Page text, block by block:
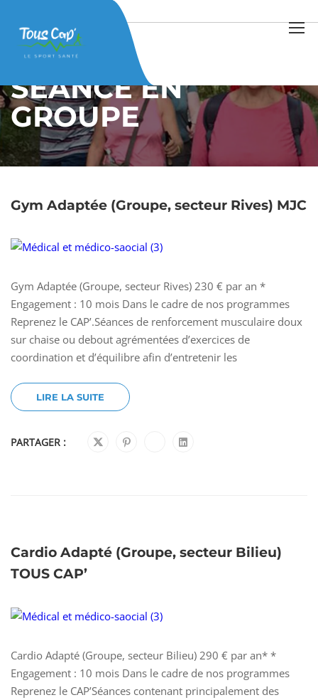
Home Séance en groupe
SÉANCE EN
GROUPE
Gym Adaptée (Groupe, secteur Rives) MJC
Gym Adaptée (Groupe, secteur Rives) 230 € par an *
Engagement : 10 mois Dans le cadre de nos programmes
Reprenez le CAP’.Séances de renforcement musculaire doux
sur chaise ou debout agrémentées d’exercices de
coordination et d’équilibre afin d’entretenir les
LIRE LA SUITE
PARTAGER :
Cardio Adapté (Groupe, secteur Bilieu)
TOUS CAP’
Cardio Adapté (Groupe, secteur Bilieu) 290 € par an* *
Engagement : 10 mois Dans le cadre de nos programmes
Reprenez le CAP’Séances contenant principalement des